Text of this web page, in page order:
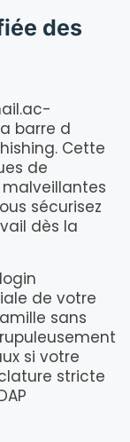
des
barre d
Cette
de
sécurisez
dès la
de votre
sans
si votre
stricte